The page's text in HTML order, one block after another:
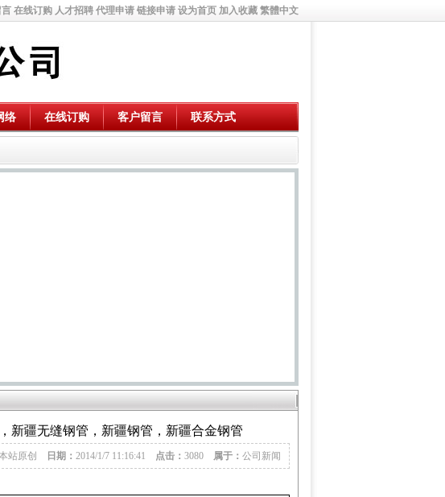
在线订购 人才招聘 代理申请 链接申请 设为首页 加入收藏 繁體中文
络 在线订购 客户留言 联系方式
新疆无缝钢管，新疆钢管，新疆合金钢管
站原创 日期： 2014/1/7 11:16:41 点击： 3080 属于： 公司新闻